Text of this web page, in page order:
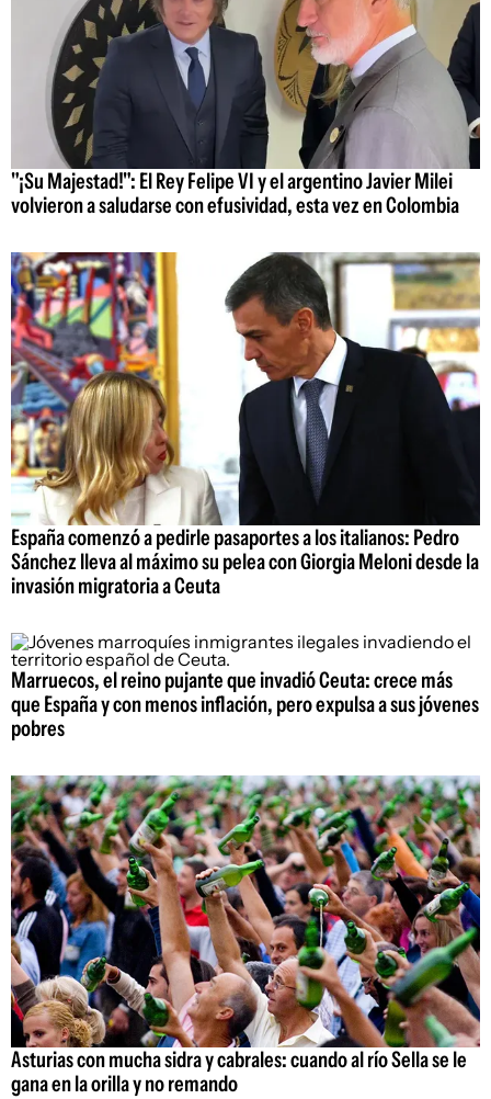
"¡Su Majestad!": El Rey Felipe VI y el argentino Javier Milei
volvieron a saludarse con efusividad, esta vez en Colombia
España comenzó a pedirle pasaportes a los italianos: Pedro
Sánchez lleva al máximo su pelea con Giorgia Meloni desde la
invasión migratoria a Ceuta
Marruecos, el reino pujante que invadió Ceuta: crece más
que España y con menos inflación, pero expulsa a sus jóvenes
pobres
Asturias con mucha sidra y cabrales: cuando al río Sella se le
gana en la orilla y no remando